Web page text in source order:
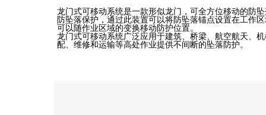
龙门式可移动系统是一款形似龙门，可全方位移动的防
防坠落保护，通过此装置可以将防坠落锚点设置在工作
可以随作业区域的变换移动防护位置。
龙门式可移动系统广泛应用于建筑、‌桥梁、‌航空航天、‌
配、‌维修和运输等高处作业提供不间断的坠落防护。